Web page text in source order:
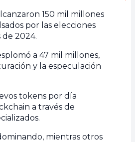
150 mil millones
por las elecciones
2024.
a 47 mil millones,
y la especulación
tokens por día
a través de
mientras otros